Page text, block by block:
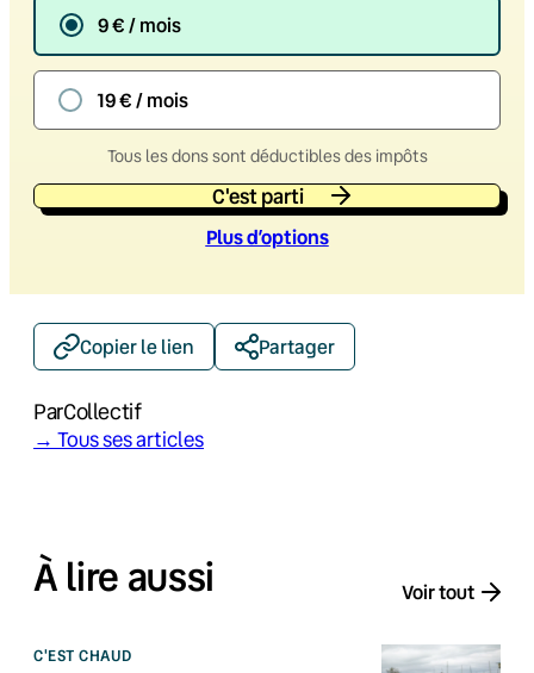
9 € / mois
19 € / mois
Tous les dons sont déductibles des impôts
C'est parti
Plus d’options
Copier le lien Partager
ParCollectif
→ Tous ses articles
À lire aussi Voir tout
C'EST CHAUD